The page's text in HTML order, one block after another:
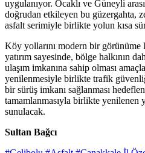
uygulanıyor. Ocaklı ve Güneyli
doğrudan etkileyen bu güzergahta,
asfalt serimiyle birlikte yolun kısa
Köy yollarını modern bir görünüme
yatırım sayesinde, bölge halkının
ulaşım imkanına sahip olması
yenilenmesiyle birlikte trafik
bir sürüş imkanı sağlanması
tamamlanmasıyla birlikte yenilenen
sunulacak.
Sultan Bağcı